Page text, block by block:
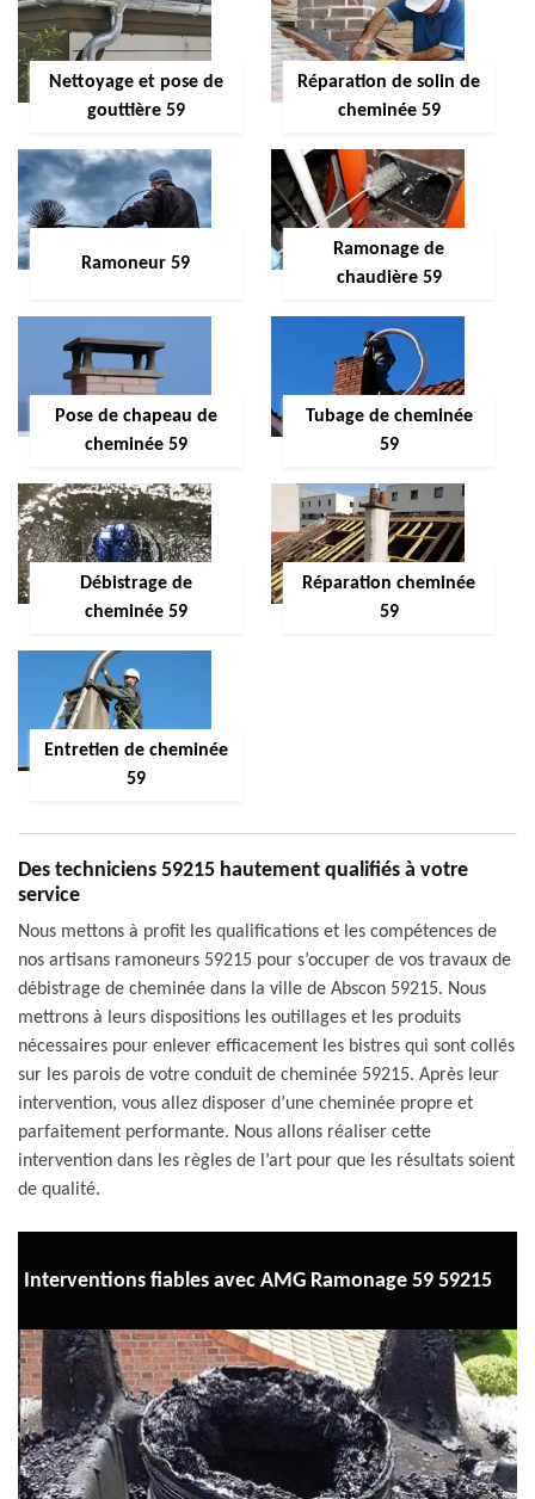
Nettoyage et pose de
gouttière 59
Réparation de solin de
cheminée 59
Ramoneur 59
Ramonage de
chaudière 59
Pose de chapeau de
cheminée 59
Tubage de cheminée
59
Débistrage de
cheminée 59
Réparation cheminée
59
Entretien de cheminée
59
Des techniciens 59215 hautement qualifiés à votre
service
Nous mettons à profit les qualifications et les compétences de
nos artisans ramoneurs 59215 pour s’occuper de vos travaux de
débistrage de cheminée dans la ville de Abscon 59215. Nous
mettrons à leurs dispositions les outillages et les produits
nécessaires pour enlever efficacement les bistres qui sont collés
sur les parois de votre conduit de cheminée 59215. Après leur
intervention, vous allez disposer d’une cheminée propre et
parfaitement performante. Nous allons réaliser cette
intervention dans les règles de l’art pour que les résultats soient
de qualité.
Interventions fiables avec AMG Ramonage 59 59215